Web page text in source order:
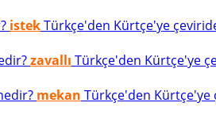
istekTürkçe'den Kürtçe'ye
zavallı Türkçe'den Kürtçe'ye
mekan Türkçe'den Kürtçe'ye